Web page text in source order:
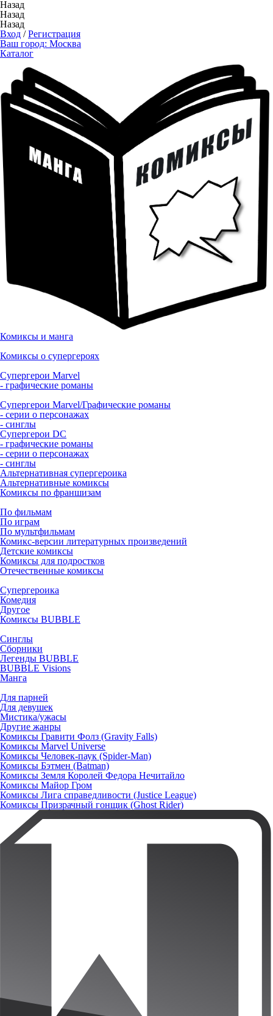
Назад
Назад
Назад
Вход /Регистрация
Ваш город: Москва
Каталог
Комиксы и манга
Комиксы о супергероях
Супергерои Marvel
- графические романы
Супергерои Marvel/Графические романы
- серии о персонажах
- синглы
Супергерои DC
- графические романы
- серии о персонажах
- синглы
Альтернативная супергероика
Альтернативные комиксы
Комиксы по франшизам
По фильмам
По играм
По мультфильмам
Комикс-версии литературных произведений
Детские комиксы
Комиксы для подростков
Отечественные комиксы
Супергероика
Комедия
Другое
Комиксы BUBBLE
Синглы
Сборники
Легенды BUBBLE
BUBBLE Visions
Манга
Для парней
Для девушек
Мистика/ужасы
Другие жанры
Комиксы Гравити Фолз (Gravity Falls)
Комиксы Marvel Universe
Комиксы Человек-паук (Spider-Man)
Комиксы Бэтмен (Batman)
Комиксы Земля Королей Федора Нечитайло
Комиксы Майор Гром
Комиксы Лига справедливости (Justice League)
Комиксы Призрачный гонщик (Ghost Rider)